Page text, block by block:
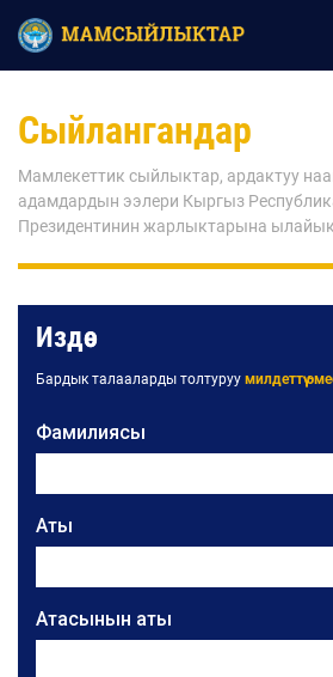
Сыйлангандар
Мамлекеттик сыйлыктар, ардактуу
адамдардын ээлери Кыргыз
Президентинин жарлыктарына ылайык
Издөө
Бардык талааларды толтуруу милдеттүү
Фамилиясы
Аты
Атасынын аты